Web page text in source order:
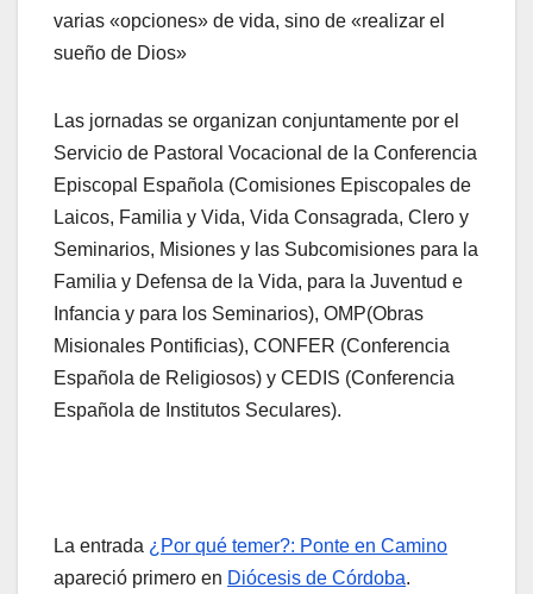
varias «opciones» de vida, sino de «realizar el
sueño de Dios»
Las jornadas se organizan conjuntamente por el
Servicio de Pastoral Vocacional de la Conferencia
Episcopal Española (Comisiones Episcopales de
Laicos, Familia y Vida, Vida Consagrada, Clero y
Seminarios, Misiones y las Subcomisiones para la
Familia y Defensa de la Vida, para la Juventud e
Infancia y para los Seminarios), OMP(Obras
Misionales Pontificias), CONFER (Conferencia
Española de Religiosos) y CEDIS (Conferencia
Española de Institutos Seculares).
La entrada ¿Por qué temer?: Ponte en Camino
apareció primero en Diócesis de Córdoba.